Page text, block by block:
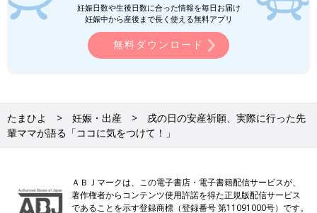
妊娠日数や生後日数に合った情報を毎日お届け
妊娠中から産後まで長く使える無料アプリ
無料ダウンロード
たまひよ 妊娠・出産
戌の日の安産祈願、実際に行った先
輩ママが語る「ココに気をつけて！」
ＡＢＪマークは、この電子書店・電子書籍配信サービスが、
著作権者からコンテンツ使用許諾を得た正規版配信サービス
であることを示す登録商標（登録番号 第11091000号）です。